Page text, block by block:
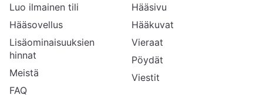
Luo ilmainen tili
Hääsovellus
Lisäominaisuuksien
hinnat
Meistä
FAQ
Hääsivu
Hääkuvat
Vieraat
Pöydät
Viestit